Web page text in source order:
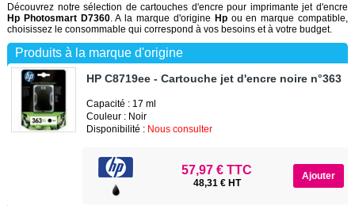
Découvrez notre sélection de cartouches d'encre pour imprimante jet d'encre
Hp Photosmart D7360. A la marque d'origine Hpou en marque compatible,
choisissez le consommable qui correspond à vos besoins et à votre budget.
Produits à la marque d'origine
HP C8719ee - Cartouche jet d'encre noire n°363
Capacité : 17 ml
Couleur : Noir
Disponibilité : Nous consulter
57,97 € TTC
48,31 € HT